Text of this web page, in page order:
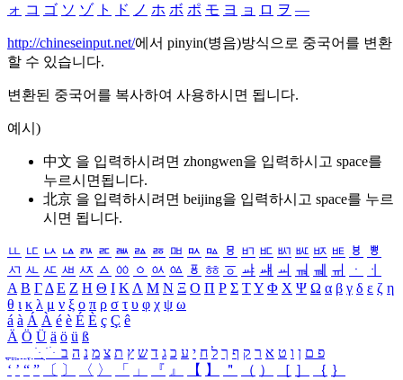
ォ コ ゴ ソ ゾ ト ド ノ ホ ボ ポ モ ヨ ョ ロ ヲ ―
http://chineseinput.net/에서 pinyin(병음)방식으로 중국어를 변환
할 수 있습니다.
변환된 중국어를 복사하여 사용하시면 됩니다.
예시)
中文 을 입력하시려면 zhongwen을 입력하시고 space를
누르시면됩니다.
北京 을 입력하시려면 beijing을 입력하시고 space를 누르
시면 됩니다.
ㅥ ㅦ ㅧ ㅨ ㅩ ㅪ ㅫ ㅬ ㅭ ㅮ ㅯ ㅰ ㅱ ㅲ ㅳ ㅴ ㅵ ㅶ ㅷ ㅸ
ㅹ
ㅺ ㅻ ㅼ ㅽ ㅾ ㅿ ㆀ ㆁ ㆂ ㆃ ㆄ ㆅ ㆆ ㆇ ㆈ ㆉ ㆊ ㆋ ㆌ ㆍ
ㆎ
Α Β ΓΔ Ε Ζ Η Θ Ι ΚΛ Μ Ν Ξ Ο Π Ρ Σ ΤΥ Φ Χ Ψ Ω α β γ δ ε ζ η
θ ι κ λ μ ν ξ ο π ρ σ τ υ φ χ ψ ω
á à Á À é è É È ç Ç ê
Ä Ö Ü ä ö ü ß
ִֶֹ ֻּ ׁׂ פ ם ן ו ט א ר ק ף ך ל ח י ע כ ג ד ש ץ ת צ מ נ ה ב
‘ ’ “ ” 〔 〕 〈 〉 「 」 『 』 【 】 ＂ （ ） ［ ］ ｛ ｝